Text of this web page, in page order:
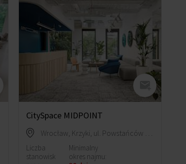
CitySpace MIDPOINT
Wrocław, Krzyki, ul. Powstańców Śląskich 9
Liczba
stanowisk
Minimalny
okres najmu: